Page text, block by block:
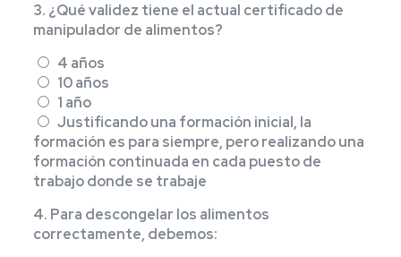
3. ¿Qué validez tiene el actual certificado de
manipulador de alimentos?
4 años
10 años
1 año
Justificando una formación inicial, la
formación es para siempre, pero realizando una
formación continuada en cada puesto de
trabajo donde se trabaje
4. Para descongelar los alimentos
correctamente, debemos: